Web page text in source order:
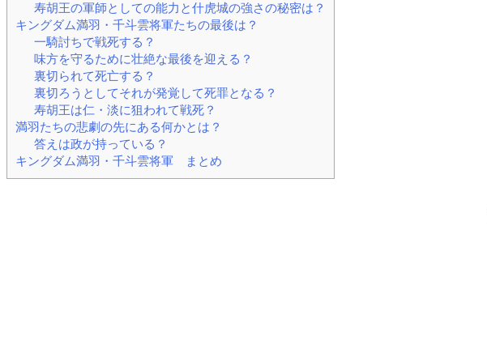
寿胡王の軍師としての能力と什虎城の強さの秘密は？
キングダム満羽・千斗雲将軍たちの最後は？
一騎討ちで戦死する？
味方を守るために壮絶な最後を迎える？
裏切られて死亡する？
裏切ろうとしてそれが発覚して死罪となる？
寿胡王は仁・淡に狙われて戦死？
満羽たちの悲劇の先にある何かとは？
答えは政が持っている？
キングダム満羽・千斗雲将軍 まとめ